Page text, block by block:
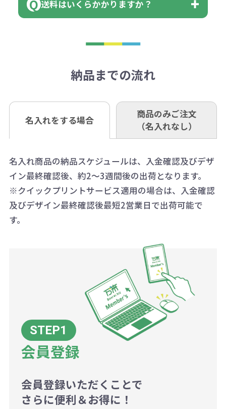
はまらない数を入力すると、アラー
アラートに従って数を調整してくだ
※不良商品をご返却いただけない場
います。あらかじめご了承くださ
※不良商品は商品到着後7営業日以
お問合せ先
AM10:00～PM5:00（土・日・祝日を
除く平日）
相談下さい。
なお、印刷代はボリュームディスカ
同じ版で多くの数量を印刷すると、1
個当たりの印刷代単価がお安くなり
一方、数量が少なく一定数に満たな
い場合は、単価計算ではなく、印刷
代の基本料金を一式頂戴する場合が
商品や印刷方法によって異なります
ので、予めご了承ください。
例：200個未満（1式：18,000円）
200個~499個の場合：42円（1個
当たり）
500個~999個の場合：35円（1個
1,000個以上：28円（1個当た
り）
■ゆうちょ銀行（振替口座）
口座名 株式会社モノベーション
※振り込み手数料はお客さま負担と
なりますのでご注意ください。
既製品の場合、ご入金確認後3営業
ご入金確認後約3週間となります。
定しているものもあります。
あれば、午前中までにご注文とご入
金いただければ翌日着でお送りする
お急ぎの場合、ご相談ください。最
大限努力いたします。
送料はいくらかかりますか？
き別途申し受けます。
も複数ヶ所への納品の場合、別途送
料頂戴する場合がございます。
詳細はこちらご確認ください。
配送について
納品までの流れ
名入れをする場合
商品のみご注文
（名入れなし）
名入れ商品の納品スケジュールは、入金確認及びデザ
イン最終確認後、約2～3週間後の出荷となります。
※クイックプリントサービス適用の場合は、入金確認
及びデザイン最終確認後最短2営業日で出荷可能で
す。
会員登録
会員登録いただくことで
さらに便利＆お得に！